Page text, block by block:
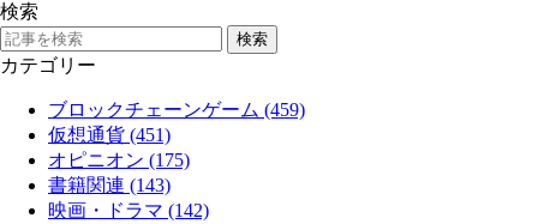
検索
カテゴリー
ブロックチェーンゲーム (459)
仮想通貨 (451)
オピニオン (175)
書籍関連 (143)
映画・ドラマ (142)